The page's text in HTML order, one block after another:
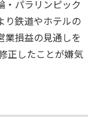
・パラリンピック
り鉄道やホテルの
業損益の見通しを
正したことが嫌気